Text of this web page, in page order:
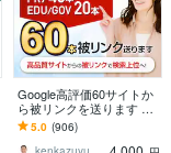
Google高評価60サイトか
ら被リンクを送ります 評
価5.0・実績880件超｜PR
9＋EDU/GOVの60本
5.0 (906)